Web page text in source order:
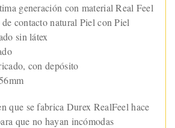
generación con material Real Feel
contacto natural Piel con Piel
sin látex
con depósito
que se fabrica Durex RealFeel hace
que no hayan incómodas